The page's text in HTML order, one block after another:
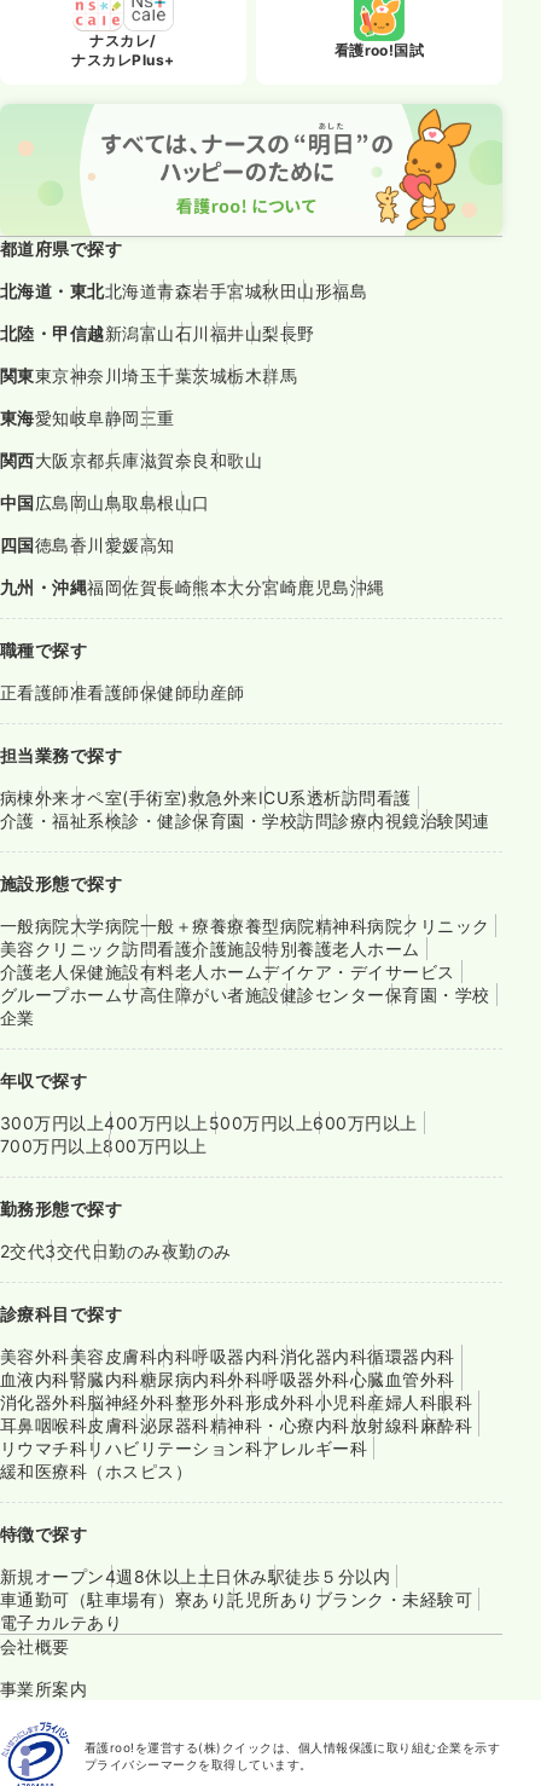
ナスカレ/
ナスカレPlus+
看護roo!国試
都道府県で探す
北海道・東北北海道青森岩手宮城秋田山形福島
北陸・甲信越新潟富山石川福井山梨長野
関東東京神奈川埼玉千葉茨城栃木群馬
東海愛知岐阜静岡三重
関西大阪京都兵庫滋賀奈良和歌山
中国広島岡山鳥取島根山口
四国徳島香川愛媛高知
九州・沖縄福岡佐賀長崎熊本大分宮崎鹿児島沖縄
職種で探す
正看護師准看護師保健師助産師
担当業務で探す
病棟外来オペ室(手術室)救急外来ICU系透析訪問看護
介護・福祉系検診・健診保育園・学校訪問診療内視鏡治験関連
施設形態で探す
一般病院大学病院一般＋療養療養型病院精神科病院クリニック
美容クリニック訪問看護介護施設特別養護老人ホーム
介護老人保健施設有料老人ホームデイケア・デイサービス
グループホームサ高住障がい者施設健診センター保育園・学校
企業
年収で探す
300万円以上400万円以上 500万円以上600万円以上
700万円以上800万円以上
勤務形態で探す
2交代3交代日勤のみ夜勤のみ
診療科目で探す
美容外科美容皮膚科内科呼吸器内科消化器内科循環器内科
血液内科腎臓内科糖尿病内科外科呼吸器外科心臓血管外科
消化器外科脳神経外科整形外科形成外科小児科産婦人科眼科
耳鼻咽喉科皮膚科泌尿器科精神科・心療内科放射線科麻酔科
リウマチ科リハビリテーション科アレルギー科
緩和医療科（ホスピス）
特徴で探す
新規オープン4週8休以上 土日休み駅徒歩５分以内
車通勤可（駐車場有） 寮あり託児所あり ブランク・未経験可
電子カルテあり
会社概要
事業所案内
看護roo!を運営する(株)クイックは、個人情報保護に取り組む企業を示す
プライバシーマークを取得しています。